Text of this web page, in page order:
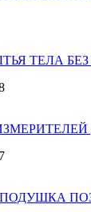
ТЕЛА БЕЗ